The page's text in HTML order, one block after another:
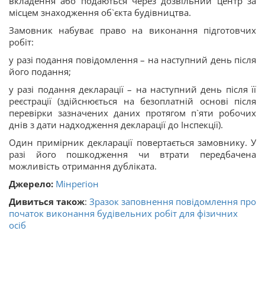
місцем знаходження об`єкта будівництва.
Замовник набуває право на виконання підготовчих
робіт:
у разі подання повідомлення – на наступний день після
його подання;
у разі подання декларації – на наступний день після її
реєстрації (здійснюється на безоплатній основі після
перевірки зазначених даних протягом п`яти робочих
днів з дати надходження декларації до Інспекції).
Один примірник декларації повертається замовнику. У
разі його пошкодження чи втрати передбачена
можливість отримання дубліката.
Джерело: Мінрегіон
Дивиться також: Зразок заповнення повідомлення про
початок виконання будівельних робіт для фізичних
осіб